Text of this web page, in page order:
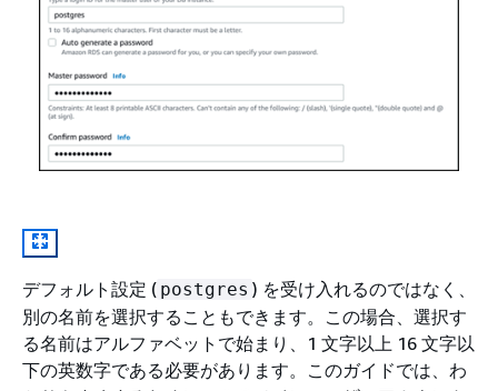
デフォルト設定 ( postgres ) を受け入れるのではなく、
別の名前を選択することもできます。この場合、選択す
る名前はアルファベットで始まり、1 文字以上 16 文字以
下の英数字である必要があります。このガイドでは、わ